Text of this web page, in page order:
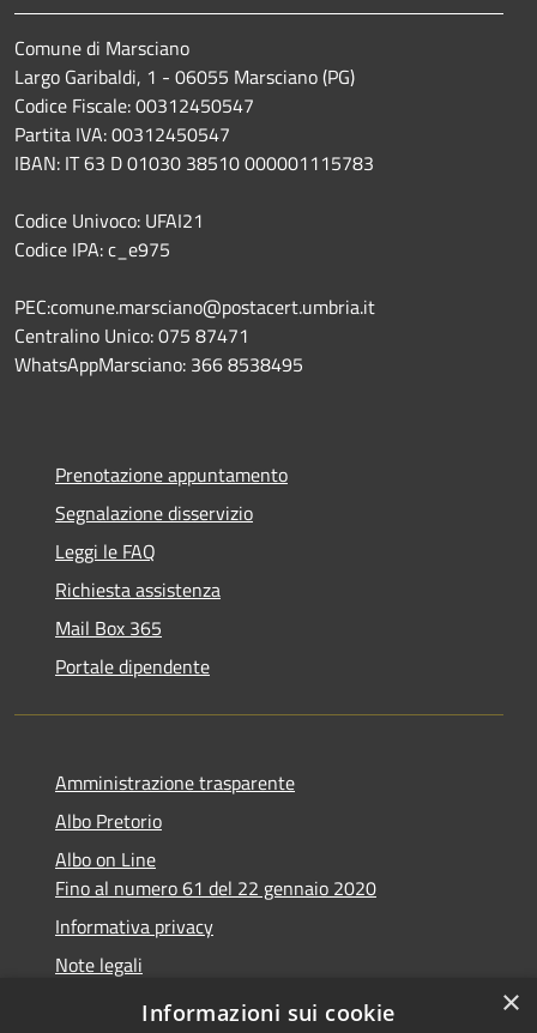
Comune di Marsciano
Largo Garibaldi, 1 - 06055 Marsciano (PG)
Codice Fiscale: 00312450547
Partita IVA: 00312450547
IBAN: IT 63 D 01030 38510 000001115783
Codice Univoco: UFAI21
Codice IPA: c_e975
PEC:comune.marsciano@postacert.umbria.it
Centralino Unico: 075 87471
WhatsAppMarsciano: 366 8538495
Prenotazione appuntamento
Segnalazione disservizio
Leggi le FAQ
Richiesta assistenza
Mail Box 365
Portale dipendente
Amministrazione trasparente
Albo Pretorio
Albo on Line
Fino al numero 61 del 22 gennaio 2020
Informativa privacy
Note legali
Dichiarazione di accessibilità
×
Informazioni sui cookie